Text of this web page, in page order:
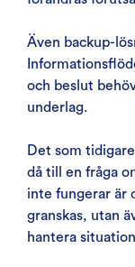
Även backup-
och beslut
underlag.
Det som
då till en fråga
inte fungerar är
granskas, utan
hantera